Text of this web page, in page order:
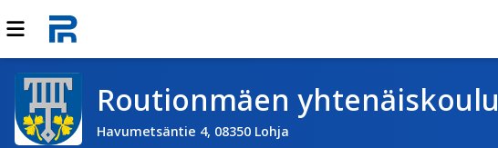
Routionmäen yhtenäiskoulu
Havumetsäntie 4, 08350 Lohja